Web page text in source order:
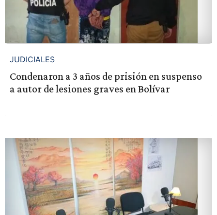
JUDICIALES
Condenaron a 3 años de prisión en suspenso
a autor de lesiones graves en Bolívar